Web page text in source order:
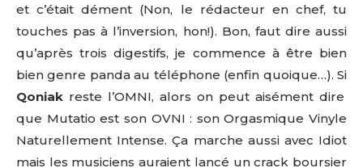
et c’était dément (Non, le rédacteur en chef, tu
touches pas à l’inversion, hon!). Bon, faut dire aussi
qu’après trois digestifs, je commence à être bien
bien genre panda au téléphone (enfin quoique…). Si
Qoniak reste l’OMNI, alors on peut aisément dire
que Mutatio est son OVNI : son Orgasmique Vinyle
Naturellement Intense. Ça marche aussi avec Idiot
mais les musiciens auraient lancé un crack boursier